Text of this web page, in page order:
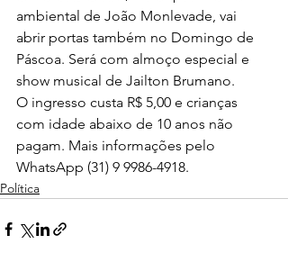
ambiental de João Monlevade, vai
abrir portas também no Domingo de
Páscoa. Será com almoço especial e
show musical de Jailton Brumano.
O ingresso custa R$ 5,00 e crianças
com idade abaixo de 10 anos não
pagam. Mais informações pelo
WhatsApp (31) 9 9986-4918.
Política